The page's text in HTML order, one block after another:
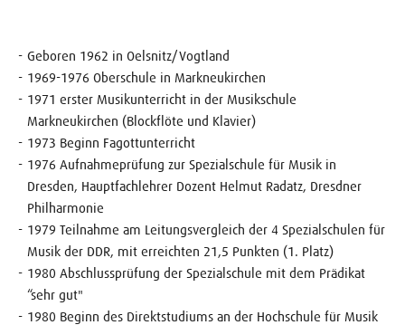
Geboren 1962 in Oelsnitz/Vogtland
1969-1976 Oberschule in Markneukirchen
1971 erster Musikunterricht in der Musikschule
Markneukirchen (Blockflöte und Klavier)
1973 Beginn Fagottunterricht
1976 Aufnahmeprüfung zur Spezialschule für Musik in
Dresden, Hauptfachlehrer Dozent Helmut Radatz, Dresdner
Philharmonie
1979 Teilnahme am Leitungsvergleich der 4 Spezialschulen für
Musik der DDR, mit erreichten 21,5 Punkten (1. Platz)
1980 Abschlussprüfung der Spezialschule mit dem Prädikat
“sehr gut"
1980 Beginn des Direktstudiums an der Hochschule für Musik